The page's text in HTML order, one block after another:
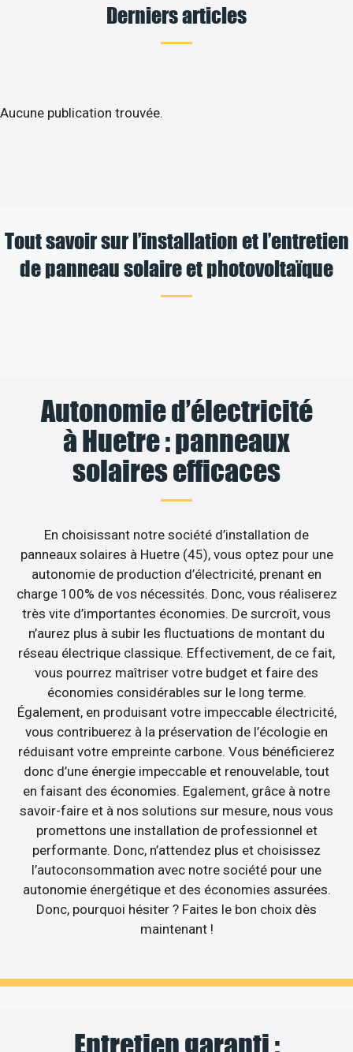
Derniers articles
Aucune publication trouvée.
Tout savoir sur l’installation et l’entretien
de panneau solaire et photovoltaïque
Autonomie d’électricité
à Huetre : panneaux
solaires efficaces
En choisissant notre société d’installation de
panneaux solaires à Huetre (45), vous optez pour une
autonomie de production d’électricité, prenant en
charge 100% de vos nécessités. Donc, vous réaliserez
très vite d’importantes économies. De surcroît, vous
n’aurez plus à subir les fluctuations de montant du
réseau électrique classique. Effectivement, de ce fait,
vous pourrez maîtriser votre budget et faire des
économies considérables sur le long terme.
Également, en produisant votre impeccable électricité,
vous contribuerez à la préservation de l’écologie en
réduisant votre empreinte carbone. Vous bénéficierez
donc d’une énergie impeccable et renouvelable, tout
en faisant des économies. Egalement, grâce à notre
savoir-faire et à nos solutions sur mesure, nous vous
promettons une installation de professionnel et
performante. Donc, n’attendez plus et choisissez
l’autoconsommation avec notre société pour une
autonomie énergétique et des économies assurées.
Donc, pourquoi hésiter ? Faites le bon choix dès
maintenant !